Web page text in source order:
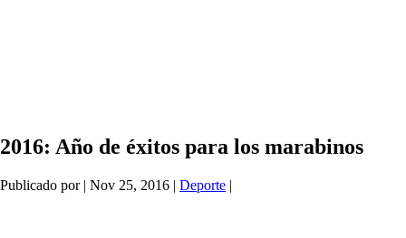
2016: Año de éxitos para los marabinos
Publicado por | Nov 25, 2016 | Deporte |